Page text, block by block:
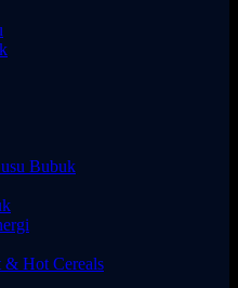
Bubuk
& Hot Cereals